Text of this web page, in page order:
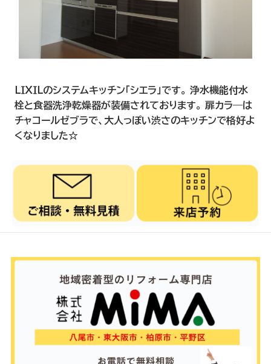
ＬＩＸＩＬのシステムキッチン「シエラ」です。 浄水機能付水
栓と食器洗浄乾燥器が装備されております。 扉カラ―は
チャコールゼブラで、大人っぽい渋さのキッチンで格好よ
くなりました☆